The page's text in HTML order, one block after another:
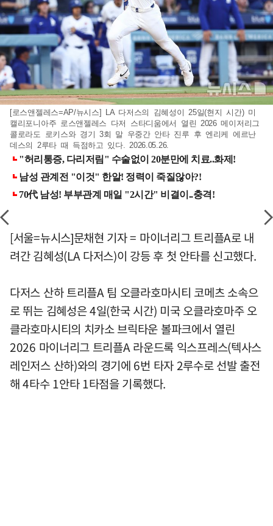
[로스앤젤레스=AP/뉴시스] LA 다저스의 김혜성이 25일(현지 시간) 미
캘리포니아주 로스앤젤레스 다저 스타디움에서 열린 2026 메이저리그
콜로라도 로키스와 경기 3회 말 우중간 안타 진루 후 엔리케 에르난
데스의 2루타 때 득점하고 있다. 2026.05.26.
[서울=뉴시스]문채현 기자 = 마이너리그 트리플A로 내
려간 김혜성(LA 다저스)이 강등 후 첫 안타를 신고했다.
다저스 산하 트리플A 팀 오클라호마시티 코메츠 소속으
로 뛰는 김혜성은 4일(한국 시간) 미국 오클라호마주 오
클라호마시티의 치카소 브릭타운 볼파크에서 열린
2026 마이너리그 트리플A 라운드록 익스프레스(텍사스
레인저스 산하)와의 경기에 6번 타자 2루수로 선발 출전
해 4타수 1안타 1타점을 기록했다.